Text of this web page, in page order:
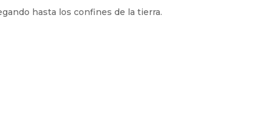
hasta los confines de la tierra.